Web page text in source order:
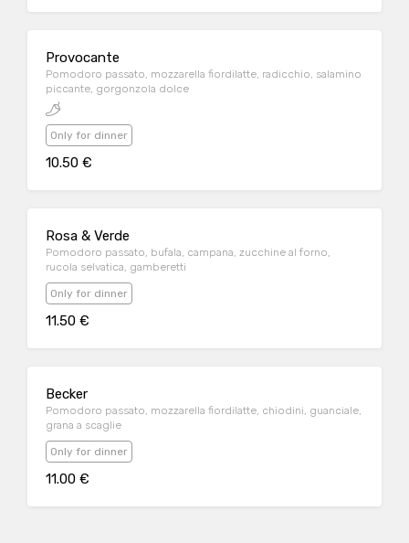
Provocante
Pomodoro passato, mozzarella fiordilatte, radicchio, salamino
piccante, gorgonzola dolce
Only for dinner
10.50 €
Rosa & Verde
Pomodoro passato, bufala, campana, zucchine al forno,
rucola selvatica, gamberetti
Only for dinner
11.50 €
Becker
Pomodoro passato, mozzarella fiordilatte, chiodini, guanciale,
grana a scaglie
Only for dinner
11.00 €